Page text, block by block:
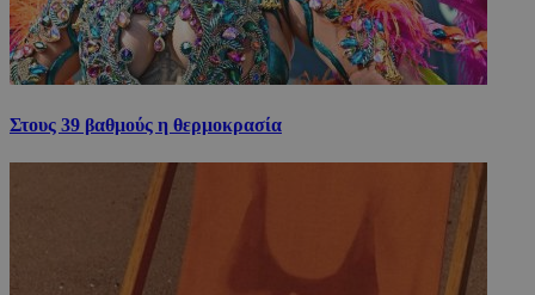
Στους 39 βαθμούς η θερμοκρασία